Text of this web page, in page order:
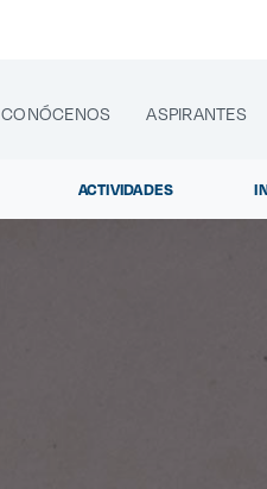
CONÓCENOS ASPIRANTES
CONTACTO
ACTIVIDADES